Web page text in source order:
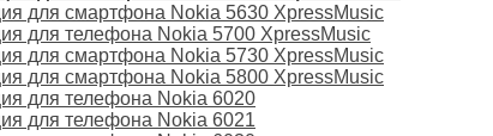
для смартфона Nokia 5630 XpressMusic
для телефона Nokia 5700 XpressMusic
для смартфона Nokia 5730 XpressMusic
для смартфона Nokia 5800 XpressMusic
для телефона Nokia 6020
для телефона Nokia 6021